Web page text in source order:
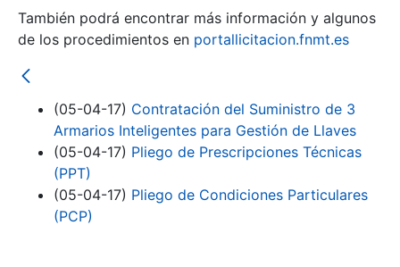
También podrá encontrar más información y algunos
de los procedimientos en portallicitacion.fnmt.es
(05-04-17) Contratación del Suministro de 3
Armarios Inteligentes para Gestión de Llaves
(05-04-17) Pliego de Prescripciones Técnicas
(PPT)
(05-04-17) Pliego de Condiciones Particulares
(PCP)